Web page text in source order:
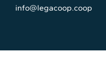
info@legacoop.coop